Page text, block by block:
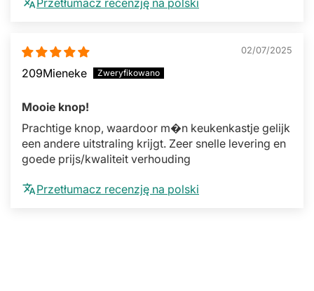
02/07/2025
209Mieneke
Mooie knop!
Prachtige knop, waardoor m�n keukenkastje gelijk
een andere uitstraling krijgt. Zeer snelle levering en
goede prijs/kwaliteit verhouding
Przetłumacz recenzję na polski